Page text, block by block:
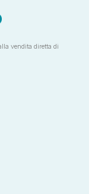
vendita diretta di